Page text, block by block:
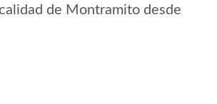
de Montramito desde